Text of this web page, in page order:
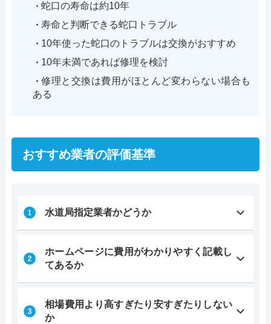
蛇口の寿命は約10年
寿命と判断できる蛇口トラブル
10年使った蛇口のトラブルは交換がおすすめ
10年未満であれば修理を検討
修理と交換は費用がほとんど変わらない場合も
ある
おすすめ業者の評価基準
水道局指定業者かどうか
ホームページに費用がわかりやすく記載し
てあるか
相場費用より高すぎたり安すぎたりしない
か